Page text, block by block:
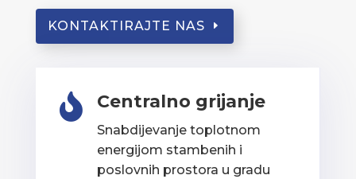
KONTAKTIRAJTE NAS
 Centralno grijanje
Snabdijevanje toplotnom
energijom stambenih i
poslovnih prostora u gradu